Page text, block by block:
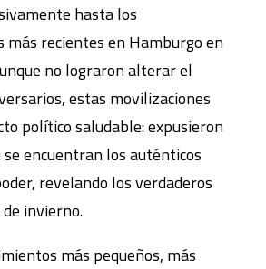
hasta los
más recientes en Hamburgo en
no lograron alterar el
estas movilizaciones
político saludable: expusieron
encuentran los auténticos
revelando los verdaderos
invierno.
más pequeños, más